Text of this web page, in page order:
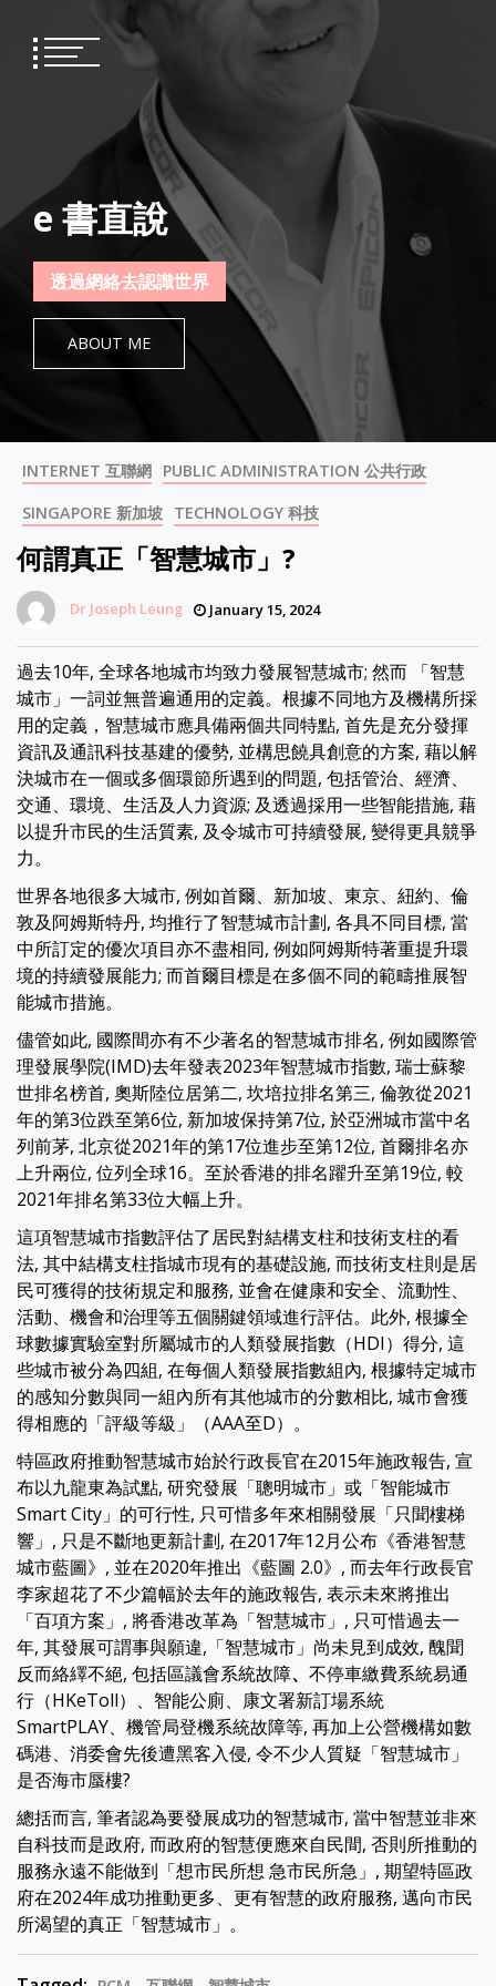
content
e 書直說
透過網絡去認識世界
ABOUT ME
INTERNET 互聯網 PUBLIC ADMINISTRATION 公共行政
SINGAPORE 新加坡 TECHNOLOGY 科技
何謂真正「智慧城市」?
Dr Joseph Leung January 15, 2024
過去10年, 全球各地城市均致力發展智慧城市; 然而 「智慧
城市」一詞並無普遍通用的定義。根據不同地方及機構所採
用的定義，智慧城市應具備兩個共同特點, 首先是充分發揮
資訊及通訊科技基建的優勢, 並構思饒具創意的方案, 藉以解
決城市在一個或多個環節所遇到的問題, 包括管治、經濟、
交通、環境、生活及人力資源; 及透過採用一些智能措施, 藉
以提升市民的生活質素, 及令城市可持續發展, 變得更具競爭
力。
世界各地很多大城市, 例如首爾、新加坡、東京、紐約、倫
敦及阿姆斯特丹, 均推行了智慧城市計劃, 各具不同目標, 當
中所訂定的優次項目亦不盡相同, 例如阿姆斯特著重提升環
境的持續發展能力; 而首爾目標是在多個不同的範疇推展智
能城市措施。
儘管如此, 國際間亦有不少著名的智慧城市排名, 例如國際管
理發展學院(IMD)去年發表2023年智慧城市指數, 瑞士蘇黎
世排名榜首, 奧斯陸位居第二, 坎培拉排名第三, 倫敦從2021
年的第3位跌至第6位, 新加坡保持第7位, 於亞洲城市當中名
列前茅, 北京從2021年的第17位進步至第12位, 首爾排名亦
上升兩位, 位列全球16。至於香港的排名躍升至第19位, 較
2021年排名第33位大幅上升。
這項智慧城市指數評估了居民對結構支柱和技術支柱的看
法, 其中結構支柱指城市現有的基礎設施, 而技術支柱則是居
民可獲得的技術規定和服務, 並會在健康和安全、流動性、
活動、機會和治理等五個關鍵領域進行評估。此外, 根據全
球數據實驗室對所屬城市的人類發展指數（HDI）得分, 這
些城市被分為四組, 在每個人類發展指數組內, 根據特定城市
的感知分數與同一組內所有其他城市的分數相比, 城市會獲
得相應的「評級等級」（AAA至D）。
特區政府推動智慧城市始於行政長官在2015年施政報告, 宣
布以九龍東為試點, 研究發展「聰明城市」或「智能城市
Smart City」的可行性, 只可惜多年來相關發展「只聞樓梯
響」, 只是不斷地更新計劃, 在2017年12月公布《香港智慧
城市藍圖》, 並在2020年推出《藍圖 2.0》, 而去年行政長官
李家超花了不少篇幅於去年的施政報告, 表示未來將推出
「百項方案」, 將香港改革為「智慧城市」, 只可惜過去一
年, 其發展可謂事與願違,「智慧城市」尚未見到成效, 醜聞
反而絡繹不絕, 包括區議會系統故障、 不停車繳費系統易通
行（HKeToll）、智能公廁、康文署新訂場系統
SmartPLAY、機管局登機系統故障等, 再加上公營機構如數
碼港、消委會先後遭黑客入侵, 令不少人質疑「智慧城市」
是否海市蜃樓?
總括而言, 筆者認為要發展成功的智慧城市, 當中智慧並非來
自科技而是政府, 而政府的智慧便應來自民間, 否則所推動的
服務永遠不能做到「想市民所想 急市民所急」, 期望特區政
府在2024年成功推動更多、更有智慧的政府服務, 邁向市民
所渴望的真正「智慧城市」。